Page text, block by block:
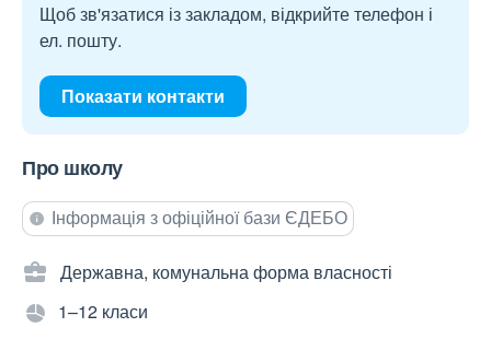
Щоб зв'язатися із закладом, відкрийте телефон і
ел. пошту.
Показати контакти
Про школу
Інформація з офіційної бази ЄДЕБО
Державна, комунальна форма власності
1–12 класи